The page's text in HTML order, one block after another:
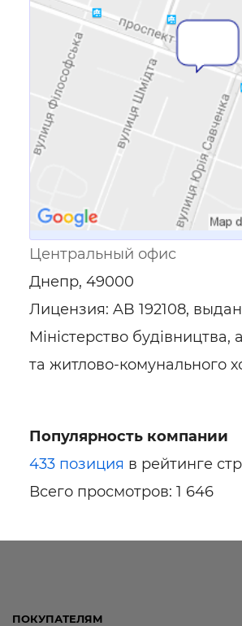
Ссылка для мобильных устройств
Центральный офис
Днепр, 49000
Лицензия: AB 192108,
Міністерство будівництва,
та житлово-комунального
Популярность компании
433 позиция в рейтинге
Всего просмотров: 1 646
ПОКУПАТЕЛЯМ